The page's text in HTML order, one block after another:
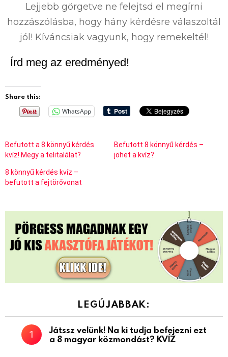
Lejjebb görgetve ne felejtsd el megírni
hozzászólásba, hogy hány kérdésre válaszoltál
jól! Kíváncsiak vagyunk, hogy remekeltél!
Írd meg az eredményed!
Share this:
WhatsApp
Befutott a 8 könnyű kérdés
kvíz! Megy a telitalálat?
Befutott 8 könnyű kérdés –
jöhet a kvíz?
8 könnyű kérdés kvíz –
befutott a fejtörővonat
LEGÚJABBAK:
Játssz velünk! Na ki tudja befejezni ezt
a 8 magyar közmondást? KVÍZ